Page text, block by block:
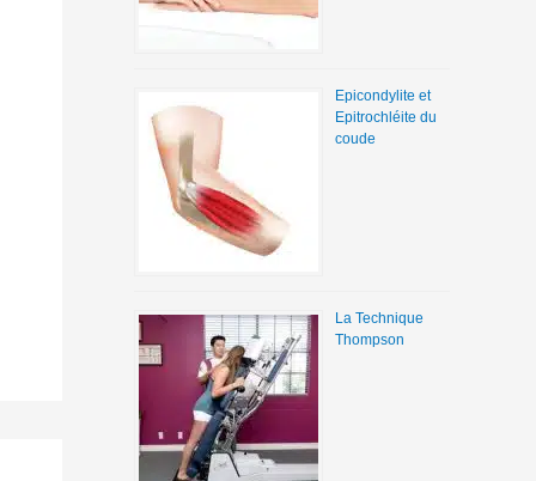
Epicondylite et
Epitrochléite du
coude
La Technique
Thompson